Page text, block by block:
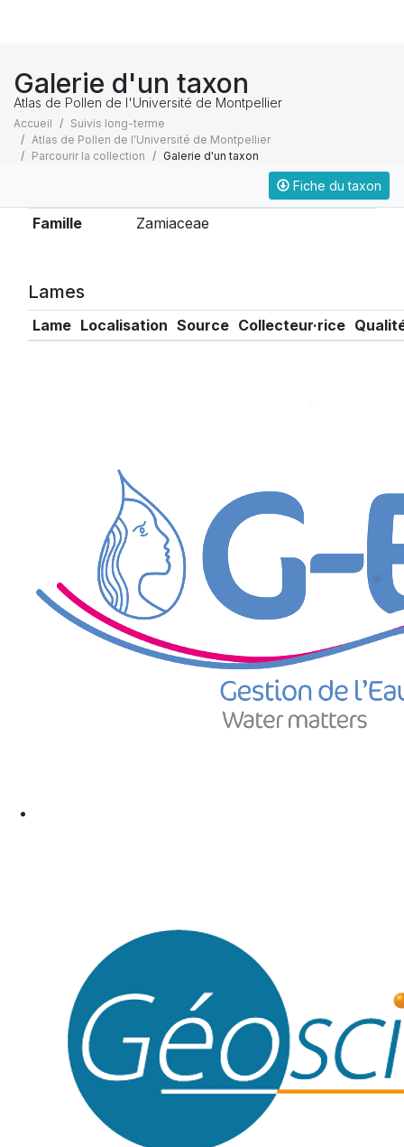
Galerie d'un taxon
Atlas de Pollen de l'Université de Montpellier
Accueil
Suivis long-terme
Atlas de Pollen de l'Université de Montpellier
Parcourir la collection
Galerie d'un taxon
Fiche du taxon
Famille Zamiaceae
Lames
Lame Localisation Source Collecteur·rice